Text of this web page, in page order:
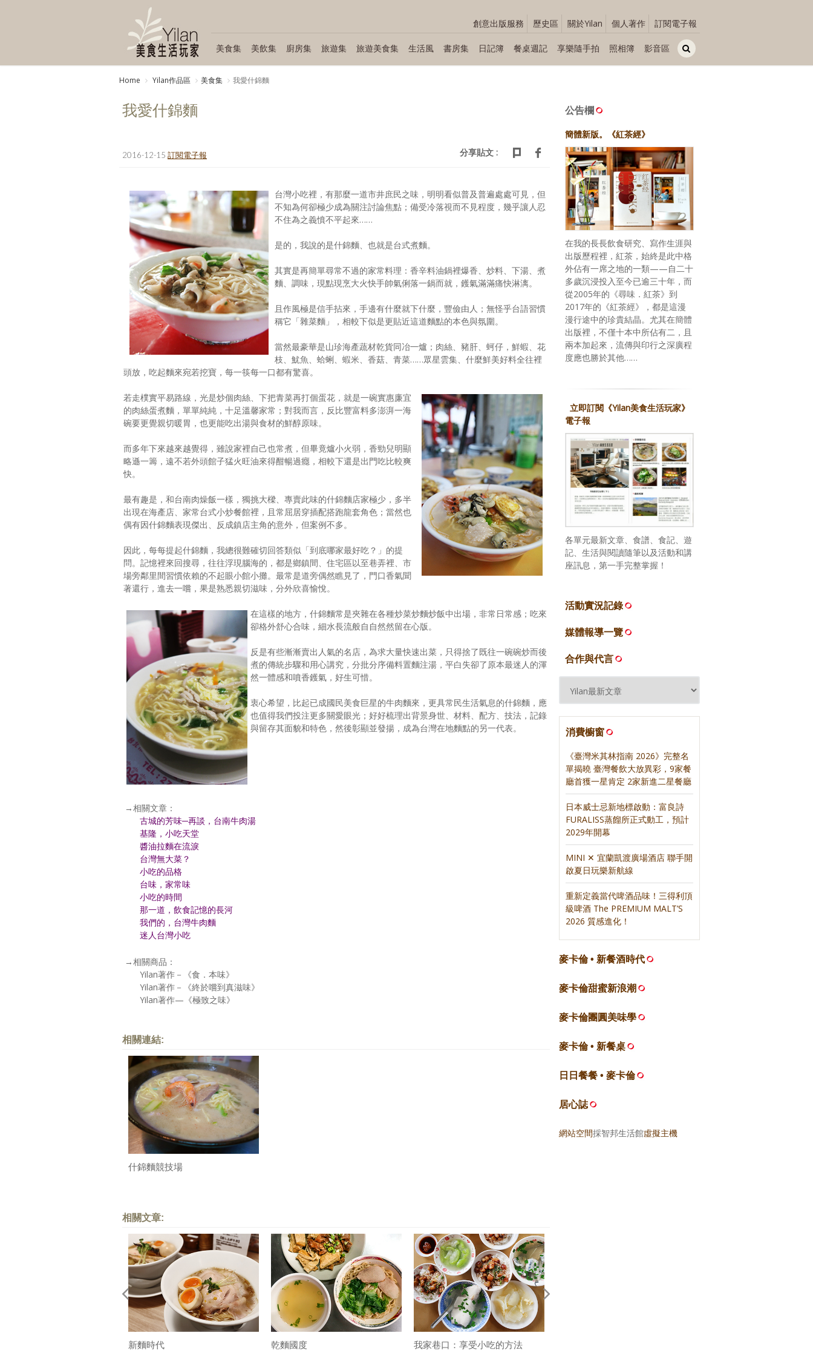
創意出版服務 歷史區 關於Yilan 個人著作 訂閱電子報
美食集 美飲集 廚房集 旅遊集 旅遊美食集 生活風 書房集 日記簿 餐桌週記 享樂隨手拍 照相簿 影音區
Home Yilan作品區 美食集 我愛什錦麵
我愛什錦麵
2016-12-15 訂閱電子報 分享貼文 :
台灣小吃裡，有那麼一道市井庶民之味，明明看似普及普遍處處可見，但
不知為何卻極少成為關注討論焦點；備受冷落視而不見程度，幾乎讓人忍
不住為之義憤不平起來……
是的，我說的是什錦麵、也就是台式煮麵。
其實是再簡單尋常不過的家常料理：香辛料油鍋裡爆香、炒料、下湯、煮
麵、調味，現點現烹大火快手帥氣俐落一鍋而就，鑊氣滿滿痛快淋漓。
且作風極是信手拈來，手邊有什麼就下什麼，豐儉由人；無怪乎台語習慣
稱它「雜菜麵」，相較下似是更貼近這道麵點的本色與氛圍。
當然最豪華是山珍海產蔬材乾貨同冶一爐；肉絲、豬肝、蚵仔，鮮蝦、花
枝、魷魚、蛤蜊、蝦米、香菇、青菜……眾星雲集、什麼鮮美好料全往裡
頭放，吃起麵來宛若挖寶，每一筷每一口都有驚喜。
若走樸實平易路線，光是炒個肉絲、下把青菜再打個蛋花，就是一碗實惠廉宜
的肉絲蛋煮麵，單單純純，十足溫馨家常；對我而言，反比豐富料多澎湃一海
碗要更覺親切暖胃，也更能吃出湯與食材的鮮醇原味。
而多年下來越來越覺得，雖說家裡自己也常煮，但畢竟爐小火弱，香勁兒明顯
略遜一籌，遠不若外頭館子猛火旺油來得酣暢過癮，相較下還是出門吃比較爽
快。
最有趣是，和台南肉燥飯一樣，獨挑大樑、專賣此味的什錦麵店家極少，多半
出現在海產店、家常台式小炒餐館裡，且常屈居穿插配搭跑龍套角色；當然也
偶有因什錦麵表現傑出、反成鎮店主角的意外，但案例不多。
因此，每每提起什錦麵，我總很難確切回答類似「到底哪家最好吃？」的提
問。記憶裡來回搜尋，往往浮現腦海的，都是鄉鎮間、住宅區以至巷弄裡、市
場旁鄰里間習慣依賴的不起眼小館小攤。最常是道旁偶然瞧見了，門口香氣聞
著還行，進去一嚐，果是熟悉親切滋味，分外欣喜愉悅。
在這樣的地方，什錦麵常是夾雜在各種炒菜炒麵炒飯中出場，非常日常感；吃來
卻格外舒心合味，細水長流般自自然然留在心版。
反是有些漸漸賣出人氣的名店，為求大量快速出菜，只得捨了既往一碗碗炒而後
煮的傳統步驟和用心講究，分批分序備料置麵注湯，平白失卻了原本最迷人的渾
然一體感和噴香鑊氣，好生可惜。
衷心希望，比起已成國民美食巨星的牛肉麵來，更具常民生活氣息的什錦麵，應
也值得我們投注更多關愛眼光；好好梳理出背景身世、材料、配方、技法，記錄
與留存其面貌和特色，然後彰顯並發揚，成為台灣在地麵點的另一代表。
→相關文章：
古城的芳味─再談，台南牛肉湯
基隆，小吃天堂
醬油拉麵在流淚
台灣無大菜？
小吃的品格
台味，家常味
小吃的時間
那一道，飲食記憶的長河
我們的，台灣牛肉麵
迷人台灣小吃
→相關商品：
Yilan著作－《食．本味》
Yilan著作－《終於嚐到真滋味》
Yilan著作—《極致之味》
相關連結:
什錦麵競技場
相關文章:
新麵時代 乾麵國度 我家巷口：享受小吃的方法
公告欄
簡體新版。《紅茶經》
在我的長長飲食研究、寫作生涯與
出版歷程裡，紅茶，始終是此中格
外佔有一席之地的一類——自二十
多歲沉浸投入至今已逾三十年，而
從2005年的《尋味．紅茶》到
2017年的《紅茶經》，都是這漫
漫行途中的珍貴結晶。尤其在簡體
出版裡，不僅十本中所佔有二，且
兩本加起來，流傳與印行之深廣程
度應也勝於其他……
立即訂閱《Yilan美食生活玩家》
電子報
各單元最新文章、食譜、食記、遊
記、生活與閱讀隨筆以及活動和講
座訊息，第一手完整掌握！
活動實況記錄
媒體報導一覽
合作與代言
消費櫥窗
《臺灣米其林指南 2026》完整名
單揭曉 臺灣餐飲大放異彩，9家餐
廳首獲一星肯定 2家新進二星餐廳
日本威士忌新地標啟動：富良詩
FURALISS蒸餾所正式動工，預計
2029年開幕
MINI ✕ 宜蘭凱渡廣場酒店 聯手開
啟夏日玩樂新航線
重新定義當代啤酒品味！三得利頂
級啤酒 The PREMIUM MALT’S
2026 質感進化！
麥卡倫 • 新餐酒時代
麥卡倫甜蜜新浪潮
麥卡倫團圓美味學
麥卡倫 • 新餐桌
日日餐餐 • 麥卡倫
居心誌
網站空間採智邦生活館虛擬主機